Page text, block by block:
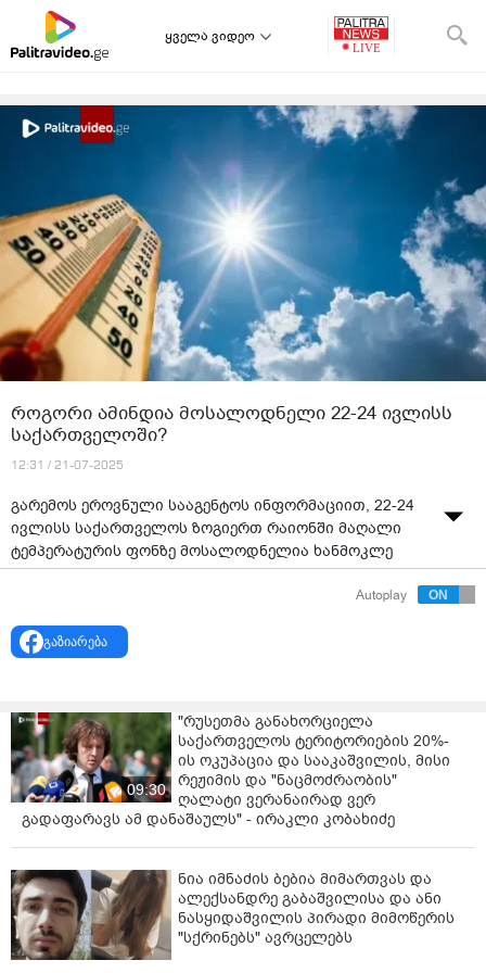
ყველა ვიდეო
როგორი ამინდია მოსალოდნელი 22-24 ივლისს
საქართველოში?
12:31 / 21-07-2025
გარემოს ეროვნული სააგენტოს ინფორმაციით, 22-24
ივლისს საქართველოს ზოგიერთ რაიონში მაღალი
ტემპერატურის ფონზე მოსალოდნელია ხანმოკლე
წვიმა და ელჭექი.
შესაძლებელია ხანმოკლე წვიმა ელჭექით და ქარის
ხანმოკლე გაძლიერება. ჰაერის ტემპერატურა დღისით
„22-24 ივლისს საქართველოს ზოგიერთ რაიონში
მაღალი ტემპერატურის ფონზე მოსალოდნელია
ხანმოკლე წვიმა და ელჭექი. მთიან და მაღალმთიან
ზონაში ზოგან ძლიერი, შესაძლებელია სეტყვა და
ქარის ხანმოკლე გაძლიერება.
ქ. თბილისში ღამის საათებში შესაძლებელია
ხანმოკლე წვიმა ელჭექით და ქარის ხანმოკლე
გაძლიერება. ჰაერის ტემპერატურა დღისით +33, +35
გრადუსი დაფიქსირდება.
სანაპირო რაიონებში (ბათუმი, ქობულეთი, ანაკლია,
Autoplay
გაზიარება
09:30
"რუსეთმა განახორციელა
საქართველოს ტერიტორიების 20%-
ის ოკუპაცია და სააკაშვილის, მისი
რეჟიმის და "ნაცმოძრაობის"
ღალატი ვერანაირად ვერ
გადაფარავს ამ დანაშაულს" - ირაკლი კობახიძე
ნია იმნაძის ბებია მიმართვას და
ალექსანდრე გაბაშვილისა და ანი
ნასყიდაშვილის პირადი მიმოწერის
"სქრინებს" ავრცელებს